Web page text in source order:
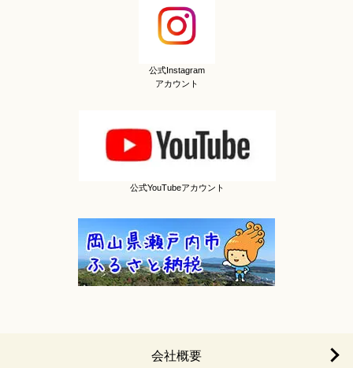
公式Instagram
アカウント
公式YouTubeアカウント
会社概要